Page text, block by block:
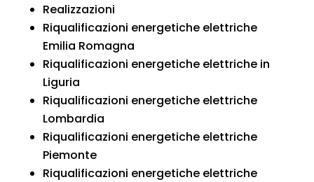
Realizzazioni
Riqualificazioni energetiche elettriche
Emilia Romagna
Riqualificazioni energetiche elettriche in
Liguria
Riqualificazioni energetiche elettriche
Lombardia
Riqualificazioni energetiche elettriche
Piemonte
Riqualificazioni energetiche elettriche